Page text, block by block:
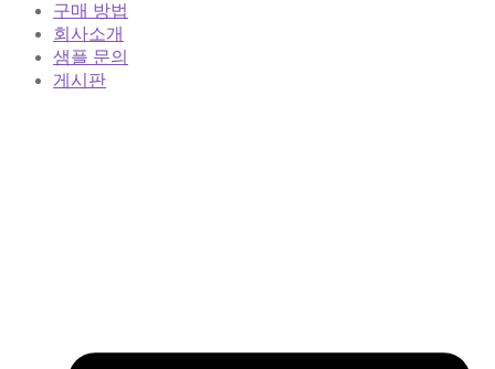
구매 방법
회사소개
샘플 문의
게시판